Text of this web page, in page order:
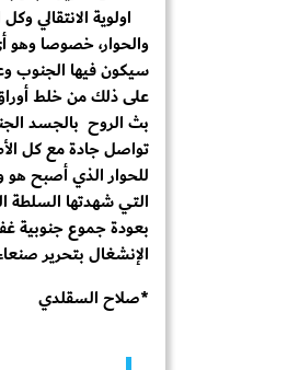
اولوية الانتقالي
والحوار، خصوصا وهو
سيكون فيها الجنوب
على ذلك من خلط أوراق
بث الروح بالجسد
تواصل جادة مع كل
للحوار الذي أصبح
التي شهدتها السلطة
بعودة جموع جنوبية
الإنشغال بتحرير
*صلاح السقلدي